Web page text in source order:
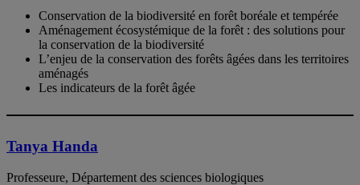
Conservation de la biodiversité en forêt boréale et tempérée
Aménagement écosystémique de la forêt : des solutions pour
la conservation de la biodiversité
L’enjeu de la conservation des forêts âgées dans les territoires
aménagés
Les indicateurs de la forêt âgée
Tanya Handa
Professeure, Département des sciences biologiques